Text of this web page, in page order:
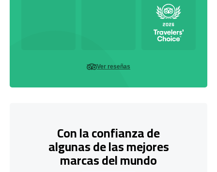
Ver reseñas
Con la confianza de
algunas de las mejores
marcas del mundo